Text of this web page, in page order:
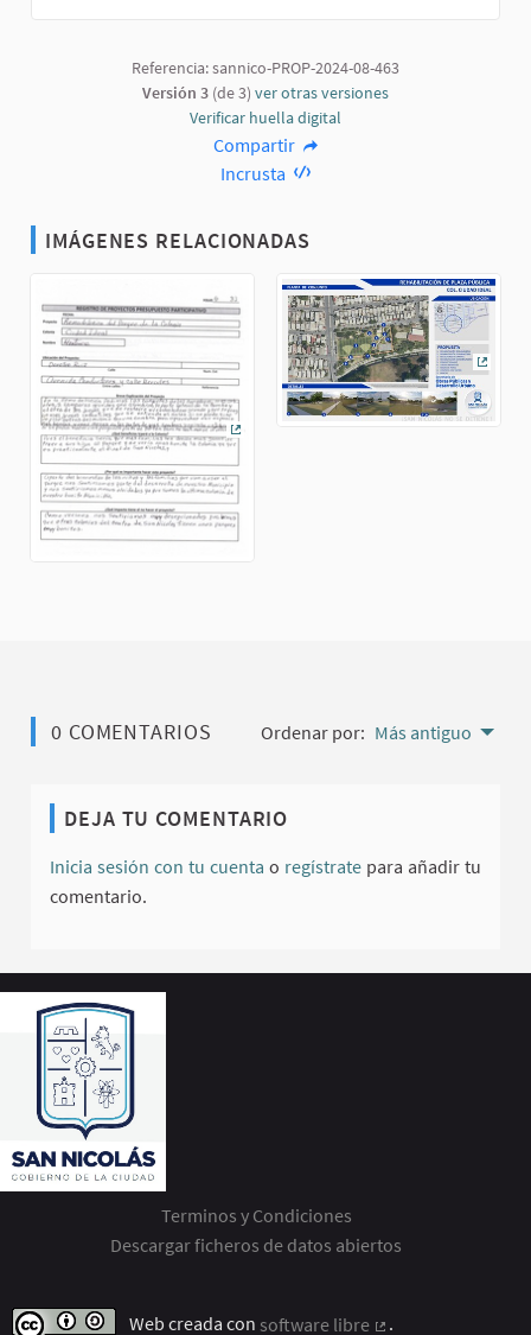
Referencia: sannico-PROP-2024-08-463
Versión 3 (de 3) ver otras versiones
Verificar huella digital
Compartir
Incrusta
IMÁGENES RELACIONADAS
(Enlace externo)
0 COMENTARIOS Ordenar por: Más antiguo
DEJA TU COMENTARIO
Inicia sesión con tu cuenta o regístrate para añadir tu
comentario.
Terminos y Condiciones
Descargar ficheros de datos abiertos
Web creada con software libre
.